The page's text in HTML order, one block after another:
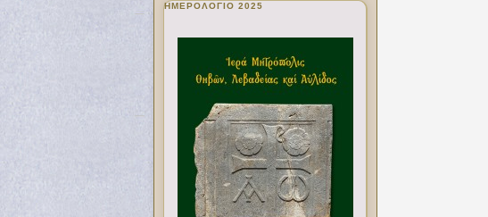
ΗΜΕΡΟΛΟΓΙΟ 2025